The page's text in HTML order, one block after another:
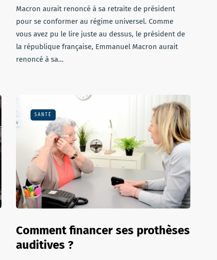
Macron aurait renoncé à sa retraite de président
pour se conformer au régime universel. Comme
vous avez pu le lire juste au dessus, le président de
la république française, Emmanuel Macron aurait
renoncé à sa…
SANTÉ
Comment financer ses prothèses
auditives ?